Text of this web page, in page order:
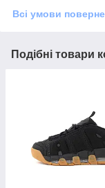
Всі умови
Подібні товари